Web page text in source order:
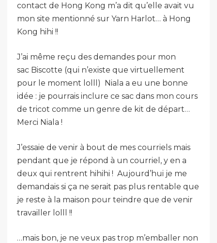
contact de Hong Kong m’a dit qu’elle avait vu
mon site mentionné sur Yarn Harlot… à Hong
Kong hihi !!
J’ai même reçu des demandes pour mon
sac Biscotte (qui n’existe que virtuellement
pour le moment lolll) Niala a eu une bonne
idée : je pourrais inclure ce sac dans mon cours
de tricot comme un genre de kit de départ…
Merci Niala !
J’essaie de venir à bout de mes courriels mais
pendant que je répond à un courriel, y en a
deux qui rentrent hihihi ! Aujourd’hui je me
demandais si ça ne serait pas plus rentable que
je reste à la maison pour teindre que de venir
travailler lolll !!
…mais bon, je ne veux pas trop m’emballer non